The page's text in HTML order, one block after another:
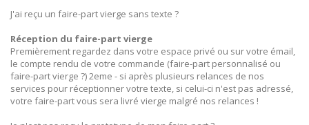
J'ai reçu un faire-part vierge sans texte ?
Réception du faire-part vierge
Premièrement regardez dans votre espace privé ou sur votre émail,
le compte rendu de votre commande (faire-part personnalisé ou
faire-part vierge ?) 2eme - si après plusieurs relances de nos
services pour réceptionner votre texte, si celui-ci n'est pas adressé,
votre faire-part vous sera livré vierge malgré nos relances !